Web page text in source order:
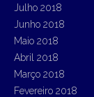
Julho 2018
Junho 2018
Maio 2018
Abril 2018
Março 2018
Fevereiro 2018